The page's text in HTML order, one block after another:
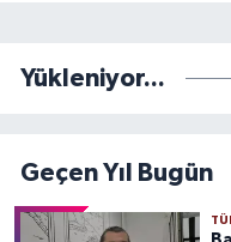
Yükleniyor...
Geçen Yıl Bugün